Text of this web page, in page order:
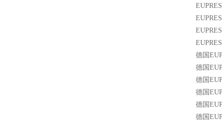
德国
德国
德国
德国
德国
德国